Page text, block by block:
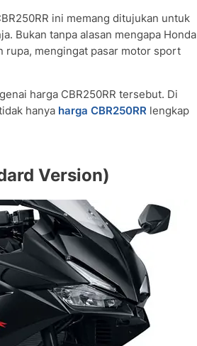
ini memang ditujukan untuk
Bukan tanpa alasan mengapa Honda
rupa, mengingat pasar motor sport
harga CBR250RR tersebut. Di
hanya harga CBR250RR lengkap
Version)